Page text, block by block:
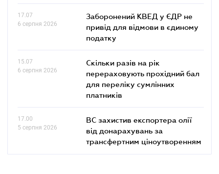
17.07
6 серпня 2026
Заборонений КВЕД у ЄДР не
привід для відмови в єдиному
податку
15.07
6 серпня 2026
Скільки разів на рік
перераховують прохідний бал
для переліку сумлінних
платників
17.00
5 серпня 2026
ВС захистив експортера олії
від донарахувань за
трансфертним ціноутворенням